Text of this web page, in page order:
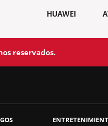
HUAWEI
reservados.